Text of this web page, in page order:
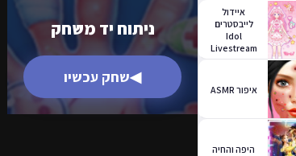
איידול
לייבסטרים
Idol
Livestream
איפור ASMR
היפה והחיה
ניתוח יד משחק
◀שחק עכשיו